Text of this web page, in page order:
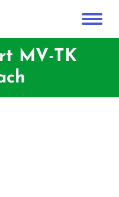
MV-TK